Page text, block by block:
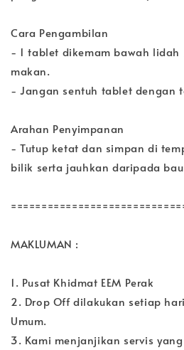
Cara Pengambilan
- 1 tablet dikemam bawah lidah
makan.
- Jangan sentuh tablet dengan
Arahan Penyimpanan
- Tutup ketat dan simpan di
bilik serta jauhkan daripada
MAKLUMAN :
1. Pusat Khidmat EEM Perak
2. Drop Off dilakukan setiap
Umum.
3. Kami menjanjikan servis